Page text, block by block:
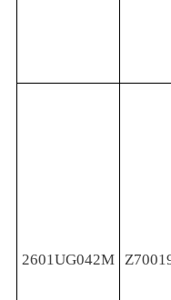
2601UG042M